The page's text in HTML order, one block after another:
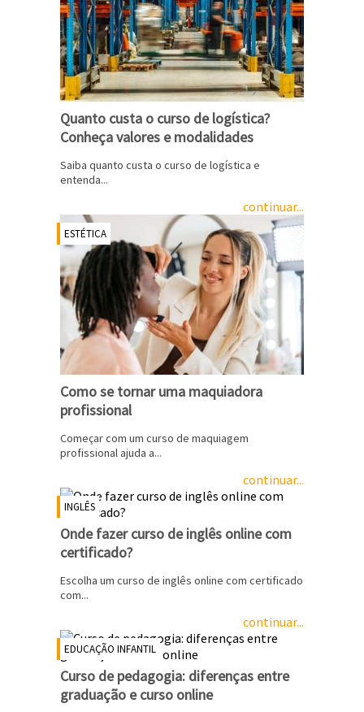
Quanto custa o curso de logística?
Conheça valores e modalidades
Saiba quanto custa o curso de logística e
entenda...
continuar...
ESTÉTICA
Como se tornar uma maquiadora
profissional
Começar com um curso de maquiagem
profissional ajuda a...
continuar...
INGLÊS
Onde fazer curso de inglês online com
certificado?
Escolha um curso de inglês online com certificado
com...
continuar...
EDUCAÇÃO INFANTIL
Curso de pedagogia: diferenças entre
graduação e curso online